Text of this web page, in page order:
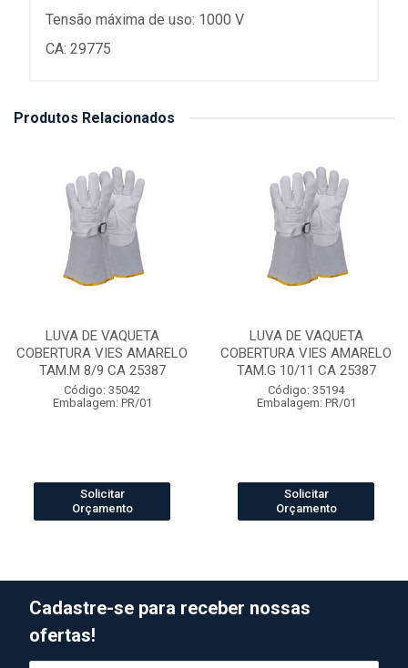
Tensão máxima de uso: 1000 V
CA: 29775
Produtos Relacionados
LUVA DE VAQUETA
COBERTURA VIES AMARELO
TAM.M 8/9 CA 25387
Código: 35042
Embalagem: PR/01
Solicitar
Orçamento
LUVA DE VAQUETA
COBERTURA VIES AMARELO
TAM.G 10/11 CA 25387
Código: 35194
Embalagem: PR/01
Solicitar
Orçamento
Cadastre-se para receber nossas
ofertas!